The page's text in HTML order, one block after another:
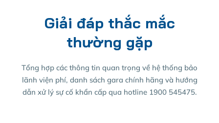
Giải đáp thắc mắc
thường gặp
Tổng hợp các thông tin quan trọng về hệ thống bảo
lãnh viện phí, danh sách gara chính hãng và hướng
dẫn xử lý sự cố khẩn cấp qua hotline 1900 545475.